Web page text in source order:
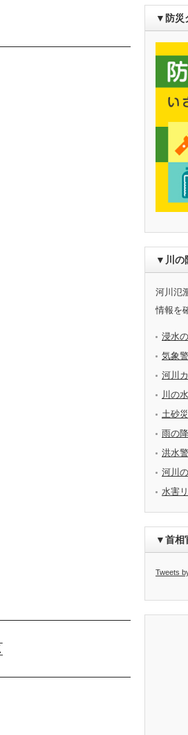
▼防災
▼川の
河川氾
情報を
浸水
気象
河川
川の
土砂
雨の
洪水
河川
水害
▼首相
Tweets